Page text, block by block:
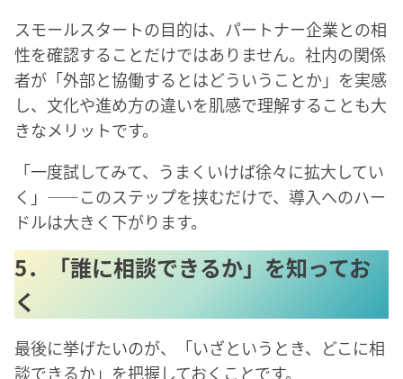
スモールスタートの目的は、パートナー企業との相
性を確認することだけではありません。社内の関係
者が「外部と協働するとはどういうことか」を実感
し、文化や進め方の違いを肌感で理解することも大
きなメリットです。
「一度試してみて、うまくいけば徐々に拡大してい
く」——このステップを挟むだけで、導入へのハー
ドルは大きく下がります。
5．「誰に相談できるか」を知ってお
く
最後に挙げたいのが、「いざというとき、どこに相
談できるか」を把握しておくことです。